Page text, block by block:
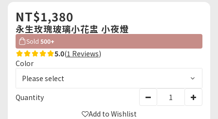
NT$1,380
永生玫瑰玻璃小花盅 小夜燈
Sold 500+
5.0(1 Reviews)
Color
Quantity
Add to Wishlist